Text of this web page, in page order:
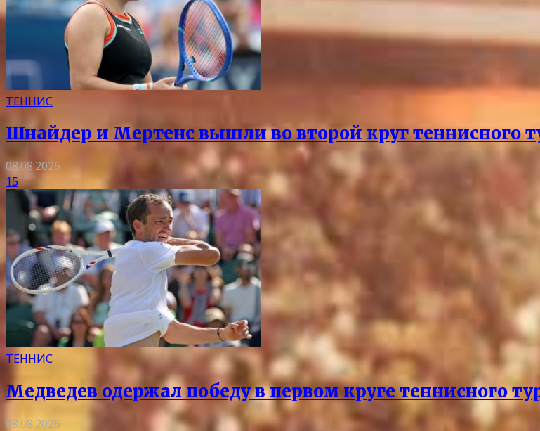
ТЕННИС
Шнайдер и Мертенс вышли во второй круг теннисного
08.08.2026
15
ТЕННИС
Медведев одержал победу в первом круге теннисного
08.08.2026